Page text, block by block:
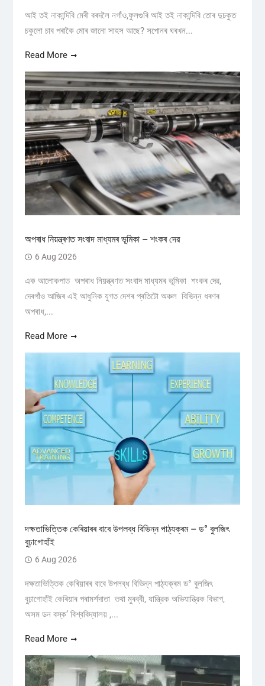
আই তই নাকান্দিবি মেৰী বৰদলৈ নগাঁও,ফুলগুৰি আই তই নাকান্দিবি তোৰ দুচকুত
চকুলো চাব পৰাকৈ মোৰ জানো সাহস আছে? সপোনৰ ঘৰখন...
Read More
অপৰাধ নিয়ন্ত্ৰণত সংবাদ মাধ্যমৰ ভূমিকা – শংকৰ দেৱ
6 Aug 2026
এক আলোকপাত অপৰাধ নিয়ন্ত্ৰণত সংবাদ মাধ্যমৰ ভূমিকা শংকৰ দেৱ,
দেৰগাঁও আজিৰ এই আধুনিক যুগত দেশৰ প্ৰতিটো অঞ্চল বিভিন্ন ধৰণৰ
অপৰাধ,...
Read More
দক্ষতাভিত্তিক কেৰিয়াৰৰ বাবে উপলব্ধ বিভিন্ন পাঠ্যক্ৰম – ড° বুলজিৎ
বুঢ়াগোহাঁই
6 Aug 2026
দক্ষতাভিত্তিক কেৰিয়াৰৰ বাবে উপলব্ধ বিভিন্ন পাঠ্যক্ৰম ড° বুলজিৎ
বুঢ়াগোহাঁই কেৰিয়াৰ পৰামৰ্শদাতা তথা মুৰব্বী, যান্ত্রিক অভিযান্ত্রিক বিভাগ,
অসম ডন বস্ক’ বিশ্ববিদ্যালয় ,...
Read More